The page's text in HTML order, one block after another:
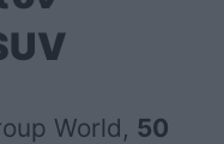
World, 50